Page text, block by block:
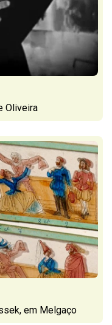
Oliveira
em Melgaço